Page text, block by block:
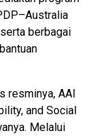
berbagai
resminya, AAI
and Social
Melalui